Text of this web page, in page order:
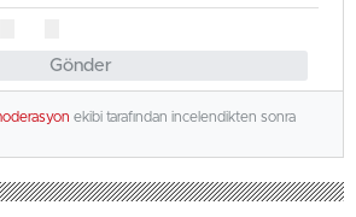
Gönder
ekibi tarafından incelendikten sonra